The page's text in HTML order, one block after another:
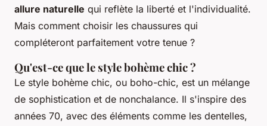
allure naturelle qui reflète la liberté et l'individualité.
Mais comment choisir les chaussures qui
compléteront parfaitement votre tenue ?
Qu'est-ce que le style bohème chic ?
Le style bohème chic, ou boho-chic, est un mélange
de sophistication et de nonchalance. Il s'inspire des
années 70, avec des éléments comme les dentelles,